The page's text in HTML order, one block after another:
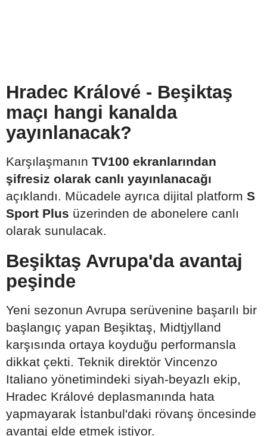
Hradec Králové - Beşiktaş
maçı hangi kanalda
yayınlanacak?
Karşılaşmanın TV100 ekranlarından
şifresiz olarak canlı yayınlanacağı
açıklandı. Mücadele ayrıca dijital platform S
Sport Plus üzerinden de abonelere canlı
olarak sunulacak.
Beşiktaş Avrupa'da avantaj
peşinde
Yeni sezonun Avrupa serüvenine başarılı bir
başlangıç yapan Beşiktaş, Midtjylland
karşısında ortaya koyduğu performansla
dikkat çekti. Teknik direktör Vincenzo
Italiano yönetimindeki siyah-beyazlı ekip,
Hradec Králové deplasmanında hata
yapmayarak İstanbul'daki rövanş öncesinde
avantaj elde etmek istiyor.